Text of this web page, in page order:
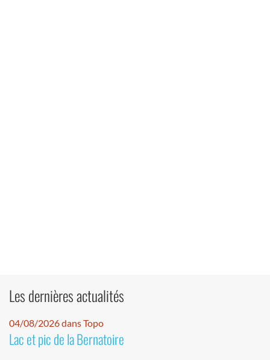
Les dernières actualités
04/08/2026 dans Topo
Lac et pic de la Bernatoire